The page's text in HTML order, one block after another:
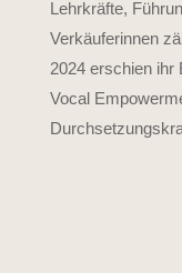
Lehrkräfte,
Verkäuferinnen
2024 erschien ihr
Vocal